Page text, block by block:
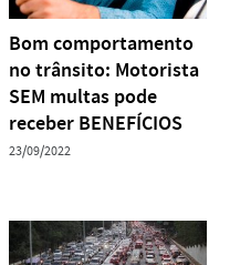
Bom comportamento
no trânsito: Motorista
SEM multas pode
receber BENEFÍCIOS
23/09/2022